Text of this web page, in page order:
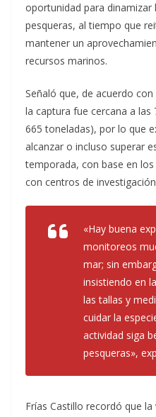
oportunidad para
pesqueras, al tiempo que
mantener un
recursos marinos.
Señaló que, de acuerdo
la captura fue cercana a
665 toneladas), por lo que
alcanzar o incluso superar
temporada, con base en
con centros de
«Hay buena
monitoreos
mar; sin
insistiendo en
las tallas y
cuidar la
actividad siga
pesqueras»,
Frías Castillo recordó que